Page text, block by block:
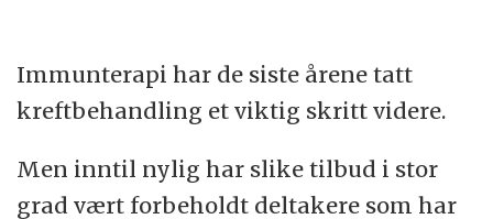
Immunterapi har de siste årene tatt
kreftbehandling et viktig skritt videre.
Men inntil nylig har slike tilbud i stor
grad vært forbeholdt deltakere som har